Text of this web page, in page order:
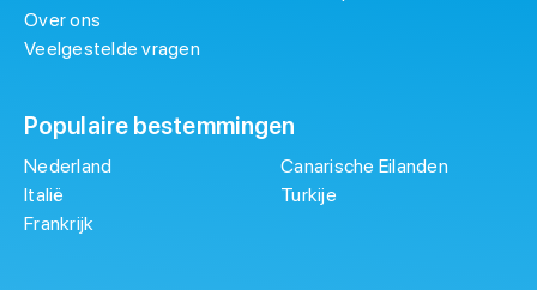
Over ons
Veelgestelde vragen
Populaire bestemmingen
Nederland
Italië
Frankrijk
Canarische Eilanden
Turkije